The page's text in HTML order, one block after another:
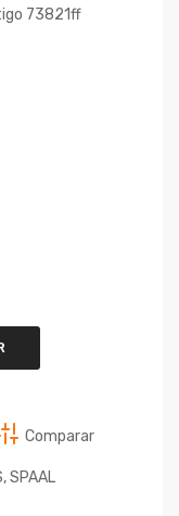
73821ff
Comparar
,SPAAL